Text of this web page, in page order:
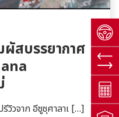
สบรรยากาศ
วิวจาก อีซูซุศาลาเ […]